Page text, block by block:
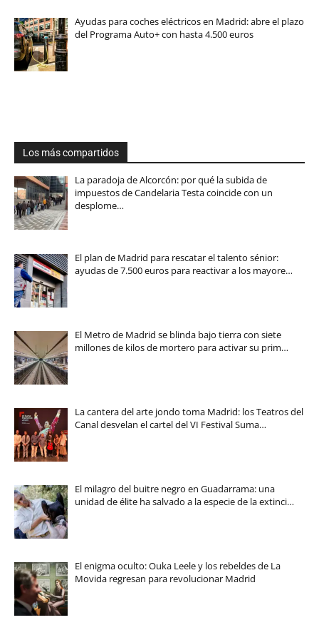
Ayudas para coches eléctricos en Madrid: abre el plazo
del Programa Auto+ con hasta 4.500 euros
Los más compartidos
La paradoja de Alcorcón: por qué la subida de
impuestos de Candelaria Testa coincide con un
desplome…
El plan de Madrid para rescatar el talento sénior:
ayudas de 7.500 euros para reactivar a los mayore…
El Metro de Madrid se blinda bajo tierra con siete
millones de kilos de mortero para activar su prim…
La cantera del arte jondo toma Madrid: los Teatros del
Canal desvelan el cartel del VI Festival Suma…
El milagro del buitre negro en Guadarrama: una
unidad de élite ha salvado a la especie de la extinci…
El enigma oculto: Ouka Leele y los rebeldes de La
Movida regresan para revolucionar Madrid